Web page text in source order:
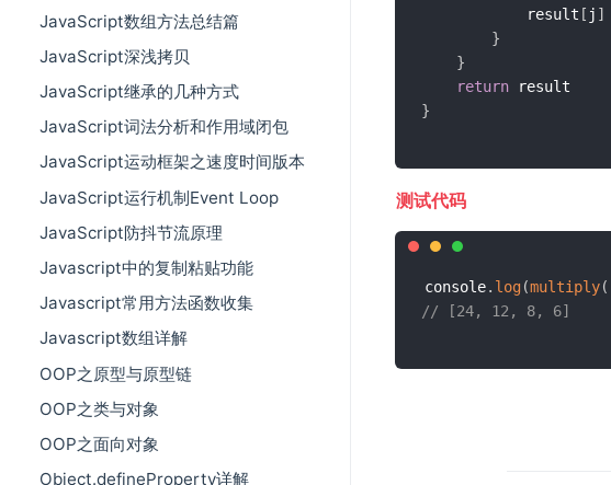
JavaScript数组方法总结篇
JavaScript深浅拷贝
JavaScript继承的几种方式
JavaScript词法分析和作用域闭包
JavaScript运动框架之速度时间版本
JavaScript运行机制Event Loop
JavaScript防抖节流原理
Javascript中的复制粘贴功能
Javascript常用方法函数收集
Javascript数组详解
OOP之原型与原型链
OOP之类与对象
OOP之面向对象
Object.defineProperty详解
            result
[ j ]
}
}
return
}
测试代码
console. log(multiply(
// [24, 12, 8, 6]